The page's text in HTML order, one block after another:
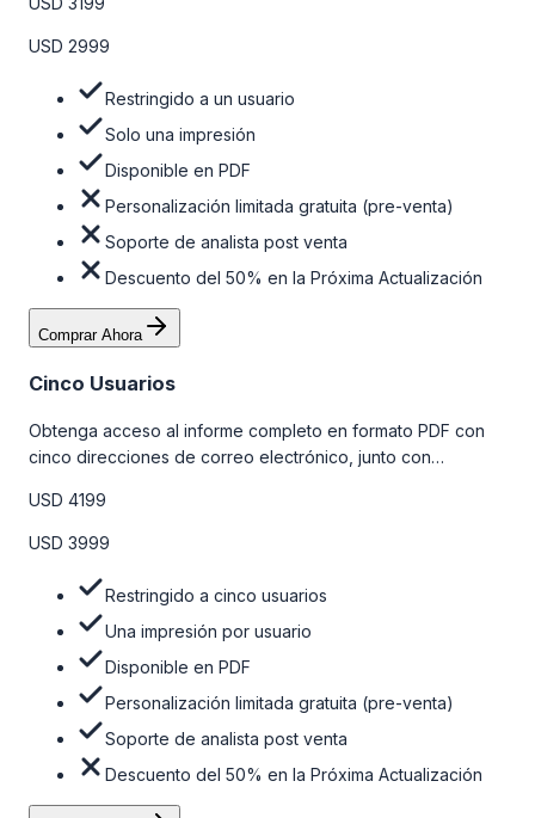
la tabla de precios a continuación.
USD 2999
Restringido a un usuario
Solo una impresión
Disponible en PDF
Personalización limitada gratuita (pre-venta)
Soporte de analista post venta
Descuento del 50% en la Próxima Actualización
Comprar Ahora
Cinco Usuarios
Obtenga acceso al informe completo en formato PDF con
cinco direcciones de correo electrónico, junto con
venta y el soporte post-venta de nuestros analistas. Para
obtener más información, consulte la tabla de precios a
USD 4199
USD 3999
Restringido a cinco usuarios
Una impresión por usuario
Disponible en PDF
Personalización limitada gratuita (pre-venta)
Soporte de analista post venta
Descuento del 50% en la Próxima Actualización